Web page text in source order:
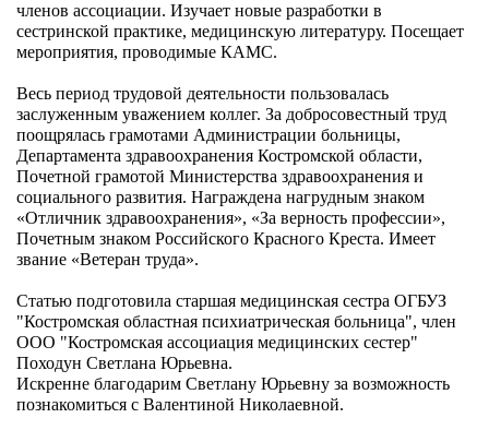
членов ассоциации. Изучает новые разработки в
сестринской практике, медицинскую литературу. Посещает
мероприятия, проводимые КАМС.
Весь период трудовой деятельности пользовалась
заслуженным уважением коллег. За добросовестный труд
поощрялась грамотами Администрации больницы,
Департамента здравоохранения Костромской области,
Почетной грамотой Министерства здравоохранения и
социального развития. Награждена нагрудным знаком
«Отличник здравоохранения», «За верность профессии»,
Почетным знаком Российского Красного Креста. Имеет
звание «Ветеран труда».
Статью подготовила старшая медицинская сестра ОГБУЗ
"Костромская областная психиатрическая больница", член
ООО "Костромская ассоциация медицинских сестер"
Походун Светлана Юрьевна.
Искренне благодарим Светлану Юрьевну за возможность
познакомиться с Валентиной Николаевной.